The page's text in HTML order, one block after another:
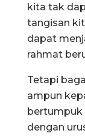
kita tak
tangisan
dapat
rahmat
Tetapi
ampun
bertumpuk
dengan